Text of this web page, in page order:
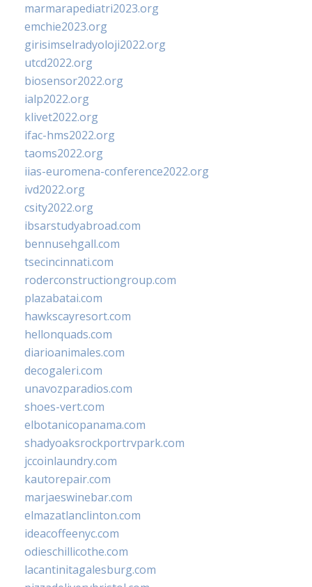
marmarapediatri2023.org
emchie2023.org
girisimselradyoloji2022.org
utcd2022.org
biosensor2022.org
ialp2022.org
klivet2022.org
ifac-hms2022.org
taoms2022.org
iias-euromena-conference2022.org
ivd2022.org
csity2022.org
ibsarstudyabroad.com
bennusehgall.com
tsecincinnati.com
roderconstructiongroup.com
plazabatai.com
hawkscayresort.com
hellonquads.com
diarioanimales.com
decogaleri.com
unavozparadios.com
shoes-vert.com
elbotanicopanama.com
shadyoaksrockportrvpark.com
jccoinlaundry.com
kautorepair.com
marjaeswinebar.com
elmazatlanclinton.com
ideacoffeenyc.com
odieschillicothe.com
lacantinitagalesburg.com